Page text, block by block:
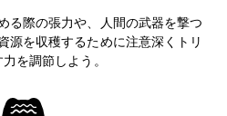
る際の張力や、人間の武器を撃つ
源を収穫するために注意深くトリ
を調節しよう。